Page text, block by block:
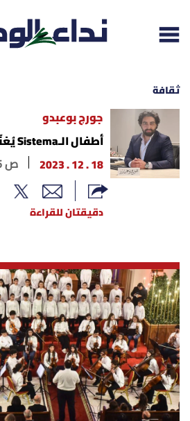
إقرأ الجريدة
لبنان
محليات
أسرار
متفرقات
نداء القرّاء
ثقافة
جورج بوعبدو
أطفال الـSistema يُغنّون للميلاد
18 . 12 . 2023
02 : 05 ص
دقيقتان للقراءة